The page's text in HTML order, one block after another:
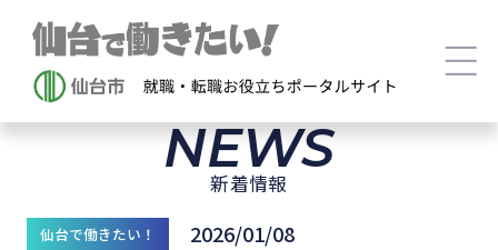
NEWS
新着情報
仙台で働きたい！ 2026/01/08